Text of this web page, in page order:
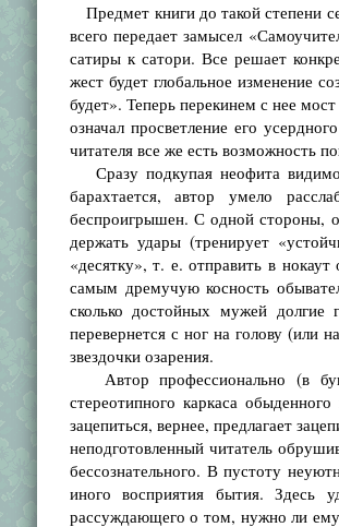
Предмет книги до такой степени
всего передает замысел
сатиры к сатори. Все решает
жест будет глобальное изменение
будет». Теперь перекинем с нее
означал просветление его
читателя все же есть возможность
Сразу подкупая неофита
барахтается, автор умело
беспроигрышен. С одной стороны,
держать удары (тренирует
«десятку», т. е. отправить в
самым дремучую косность
сколько достойных мужей
перевернется с ног на голову (или
звездочки озарения.
Автор профессионально (в
стереотипного каркаса
зацепиться, вернее, предлагает
неподготовленный читатель
бессознательного. В пустоту
иного восприятия бытия. Здесь
рассуждающего о том, нужно ли ему